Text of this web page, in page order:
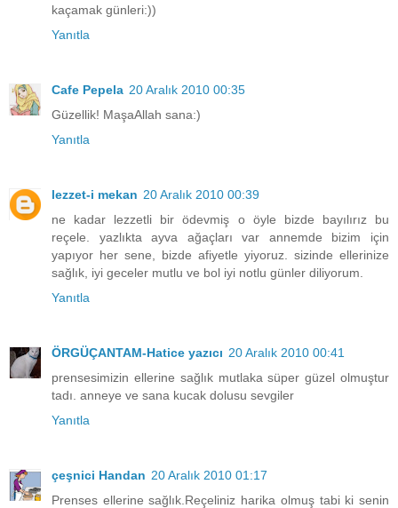
kaçamak günleri:))
Yanıtla
Cafe Pepela 20 Aralık 2010 00:35
Güzellik! MaşaAllah sana:)
Yanıtla
lezzet-i mekan 20 Aralık 2010 00:39
ne kadar lezzetli bir ödevmiş o öyle bizde bayılırız bu
reçele. yazlıkta ayva ağaçları var annemde bizim için
yapıyor her sene, bizde afiyetle yiyoruz. sizinde ellerinize
sağlık, iyi geceler mutlu ve bol iyi notlu günler diliyorum.
Yanıtla
ÖRGÜÇANTAM-Hatice yazıcı 20 Aralık 2010 00:41
prensesimizin ellerine sağlık mutlaka süper güzel olmuştur
tadı. anneye ve sana kucak dolusu sevgiler
Yanıtla
çeşnici Handan 20 Aralık 2010 01:17
Prenses ellerine sağlık.Reçeliniz harika olmuş tabi ki senin